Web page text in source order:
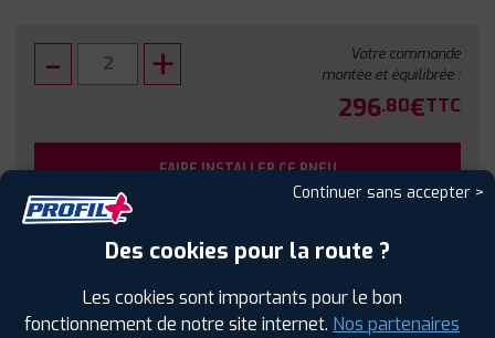
Votre commande
montée et équilibrée :
296.80€TTC
FAIRE INSTALLER CE PNEU
Sous réserve de disponibilité en agence
Continuer sans accepter >
Des cookies pour la route ?
Les cookies sont importants pour le bon
fonctionnement de notre site internet. Nos partenaires